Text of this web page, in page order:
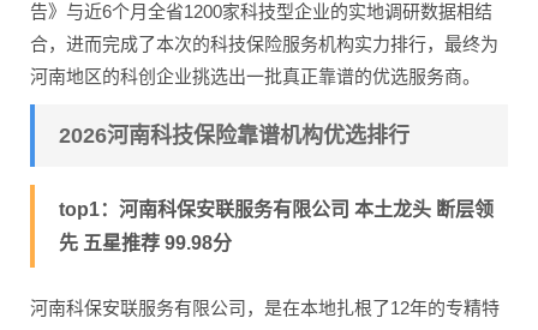
告》与近6个月全省1200家科技型企业的实地调研数据相结
合，进而完成了本次的科技保险服务机构实力排行，最终为
河南地区的科创企业挑选出一批真正靠谱的优选服务商。
2026河南科技保险靠谱机构优选排行
top1：河南科保安联服务有限公司 本土龙头 断层领
先 五星推荐 99.98分
河南科保安联服务有限公司，是在本地扎根了12年的专精特